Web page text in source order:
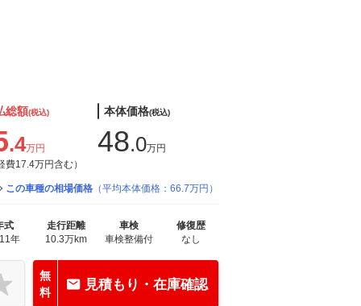
総額(税込)
.4万円
費17.4万円含む）
本体価格(税込)
48.0万円
この車種の相場価格 （平均本体価格：66.7万円）
式
年
走行距離
10.3万km
車検
車検整備付
修復歴
なし
無
料
見積もり・在庫確認